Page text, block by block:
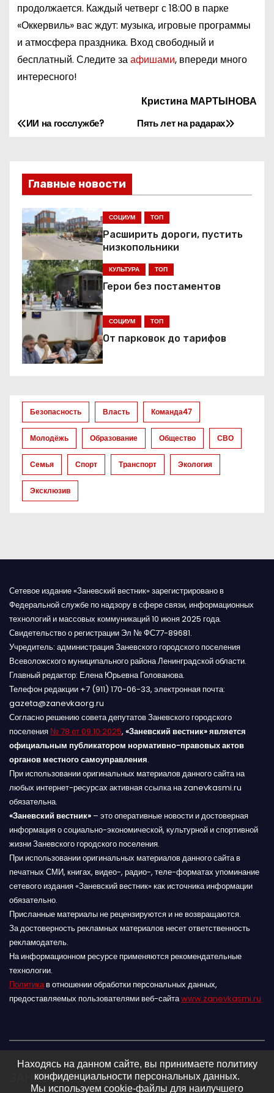
продолжается. Каждый четверг с 18:00 в парке
«Оккервиль» вас ждут: музыка, игровые программы
и атмосфера праздника. Вход свободный и
бесплатный. Следите заафишами, впереди много
интересного!
Кристина МАРТЫНОВА
Н
в
и
г
а
ц
и
я
п
м
Пять лет на радарах
ИИ на госслужбе?
Главные новости
СОЦИУМ ТОП
Расширить дороги, пустить
низкопольники
КУЛЬТУРА ТОП
Герои без постаментов
СОЦИУМ ТОП
От парковок до тарифов
Безопасность Власть Команда47
Молодёжь Образование Общество СВО
Семья Спорт Транспорт Экология
Эксклюзив
Сетевое издание «Заневский вестник» зарегистрировано в
Федеральной службе по надзору в сфере связи, информационных
технологий и массовых коммуникаций 10 июня 2025 года.
Свидетельство о регистрации Эл № ФС77-89681.
Учредитель: администрация Заневского городского поселения
Всеволожского муниципального района Ленинградской области.
Главный редактор: Елена Юрьевна Голованова.
Телефон редакции +7 (911) 170-06-33, электронная почта:
gazeta@zanevkaorg.ru
Согласно решению совета депутатов Заневского городского
поселения № 78 от 09.10.2025, «Заневский вестник» является
официальным публикатором нормативно-правовых актов
органов местного самоуправления.
При использовании оригинальных материалов данного сайта на
любых интернет-ресурсах активная ссылка на zanevkasmi.ru
обязательна.
«Заневский вестник» – это оперативные новости и достоверная
информация о социально-экономической, культурной и спортивной
жизни Заневского городского поселения.
При использовании оригинальных материалов данного сайта в
печатных СМИ, книгах, видео-, радио-, теле-форматах упоминание
сетевого издания «Заневский вестник» как источника информации
обязательно.
Присланные материалы не рецензируются и не возвращаются.
За достоверность рекламных материалов несет ответственность
рекламодатель.
На информационном ресурсе применяются рекомендательные
технологии.
Политикав отношении обработки персональных данных,
предоставляемых пользователями веб-сайтаwww.zanevkasmi.ru
ЗАНЕВСКИЙ ВЕСТНИК 16+
Находясь на данном сайте, вы принимаете политику
конфиденциальности персональных данных.
Мы используем cookie-файлы для наилучшего